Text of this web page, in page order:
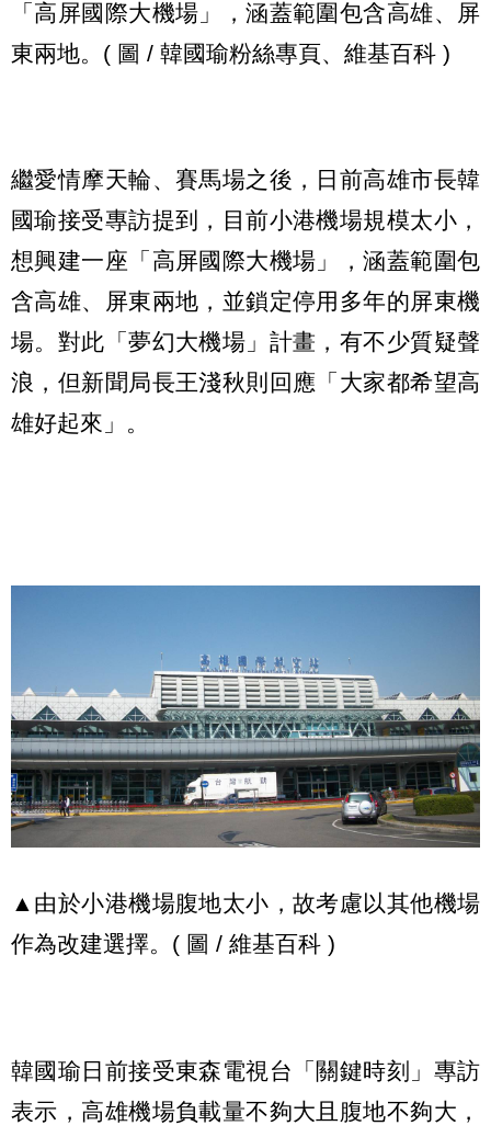
「高屏國際大機場」，涵蓋範圍包含高雄、屏
東兩地。( 圖 / 韓國瑜粉絲專頁、維基百科 )
繼愛情摩天輪、賽馬場之後，日前高雄市長韓
國瑜接受專訪提到，目前小港機場規模太小，
想興建一座「高屏國際大機場」，涵蓋範圍包
含高雄、屏東兩地，並鎖定停用多年的屏東機
場。對此「夢幻大機場」計畫，有不少質疑聲
浪，但新聞局長王淺秋則回應「大家都希望高
雄好起來」。
▲由於小港機場腹地太小，故考慮以其他機場
作為改建選擇。( 圖 / 維基百科 )
韓國瑜日前接受東森電視台「關鍵時刻」專訪
表示，高雄機場負載量不夠大且腹地不夠大，